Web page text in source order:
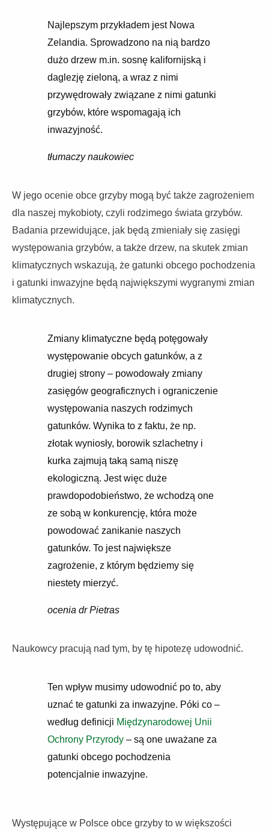
Najlepszym przykładem jest Nowa
Zelandia. Sprowadzono na nią bardzo
dużo drzew m.in. sosnę kalifornijską i
daglezję zieloną, a wraz z nimi
przywędrowały związane z nimi gatunki
grzybów, które wspomagają ich
inwazyjność.
tłumaczy naukowiec
W jego ocenie obce grzyby mogą być także zagrożeniem
dla naszej mykobioty, czyli rodzimego świata grzybów.
Badania przewidujące, jak będą zmieniały się zasięgi
występowania grzybów, a także drzew, na skutek zmian
klimatycznych wskazują, że gatunki obcego pochodzenia
i gatunki inwazyjne będą największymi wygranymi zmian
klimatycznych.
Zmiany klimatyczne będą potęgowały
występowanie obcych gatunków, a z
drugiej strony – powodowały zmiany
zasięgów geograficznych i ograniczenie
występowania naszych rodzimych
gatunków. Wynika to z faktu, że np.
złotak wyniosły, borowik szlachetny i
kurka zajmują taką samą niszę
ekologiczną. Jest więc duże
prawdopodobieństwo, że wchodzą one
ze sobą w konkurencję, która może
powodować zanikanie naszych
gatunków. To jest największe
zagrożenie, z którym będziemy się
niestety mierzyć.
ocenia dr Pietras
Naukowcy pracują nad tym, by tę hipotezę udowodnić.
Ten wpływ musimy udowodnić po to, aby
uznać te gatunki za inwazyjne. Póki co –
według definicji Międzynarodowej Unii
Ochrony Przyrody – są one uważane za
gatunki obcego pochodzenia
potencjalnie inwazyjne.
Występujące w Polsce obce grzyby to w większości